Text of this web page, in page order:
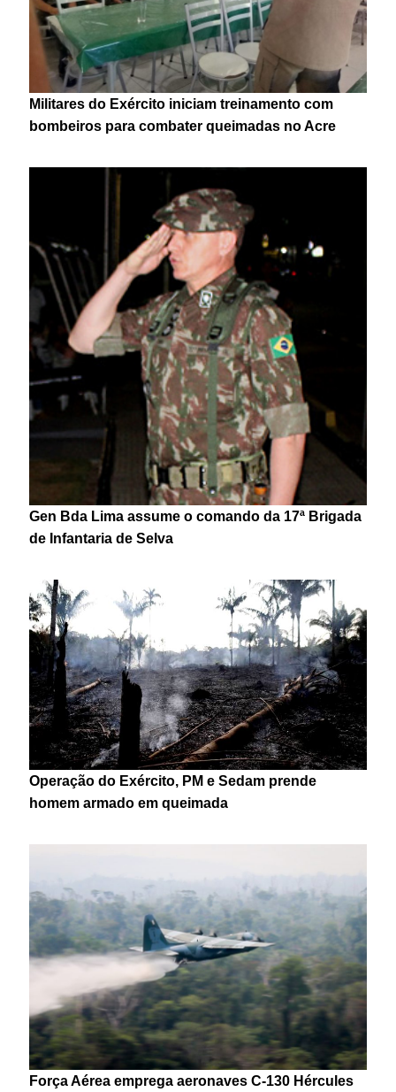
Militares do Exército iniciam treinamento com
bombeiros para combater queimadas no Acre
Gen Bda Lima assume o comando da 17ª Brigada
de Infantaria de Selva
Operação do Exército, PM e Sedam prende
homem armado em queimada
Força Aérea emprega aeronaves C-130 Hércules